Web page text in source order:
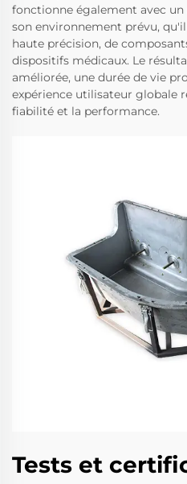
fonctionne également avec
son environnement prévu,
haute précision, de
dispositifs médicaux. Le
améliorée, une durée de vie
expérience utilisateur globale
fiabilité et la performance.
Tests et